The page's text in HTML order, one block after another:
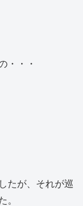
・・・
たが、それが巡
。